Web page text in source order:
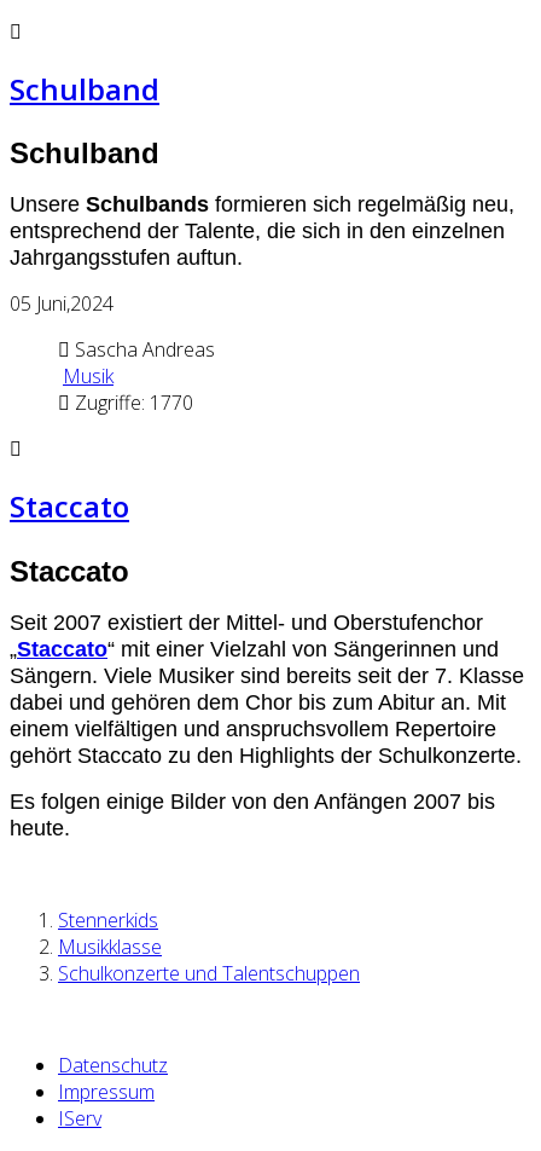
Schulband
Schulband
Unsere Schulbands formieren sich regelmäßig neu,
entsprechend der Talente, die sich in den einzelnen
Jahrgangsstufen auftun.
05 Juni,2024
Sascha Andreas
Musik
Zugriffe: 1770
Staccato
Staccato
Seit 2007 existiert der Mittel- und Oberstufenchor
„Staccato“ mit einer Vielzahl von Sängerinnen und
Sängern. Viele Musiker sind bereits seit der 7. Klasse
dabei und gehören dem Chor bis zum Abitur an. Mit
einem vielfältigen und anspruchsvollem Repertoire
gehört Staccato zu den Highlights der Schulkonzerte.
Es folgen einige Bilder von den Anfängen 2007 bis
heute.
Stennerkids
Musikklasse
Schulkonzerte und Talentschuppen
Datenschutz
Impressum
IServ